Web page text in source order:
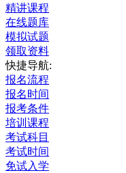
精讲课程
在线题库
模拟试题
领取资料
快捷导航:
报名流程
报名时间
报考条件
培训课程
考试科目
考试时间
免试入学